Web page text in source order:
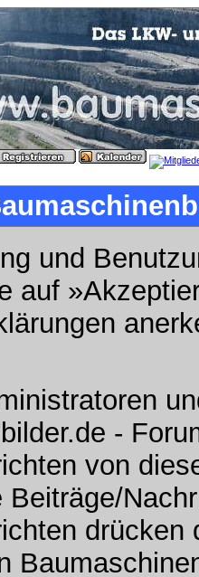
und
auf
-
von
Beiträge/